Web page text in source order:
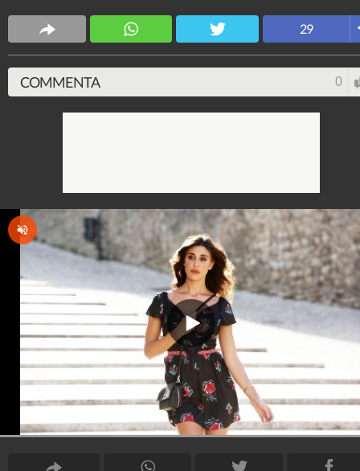
Spettacolo Fanpage
4.053.376.729 9.455 video 76.076 foto 29
COMMENTA 0